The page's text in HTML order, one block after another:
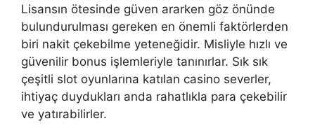
Lisansın ötesinde güven ararken göz önünde
bulundurulması gereken en önemli faktörlerden
biri nakit çekebilme yeteneğidir. Misliyle hızlı ve
güvenilir bonus işlemleriyle tanınırlar. Sık sık
çeşitli slot oyunlarına katılan casino severler,
ihtiyaç duydukları anda rahatlıkla para çekebilir
ve yatırabilirler.